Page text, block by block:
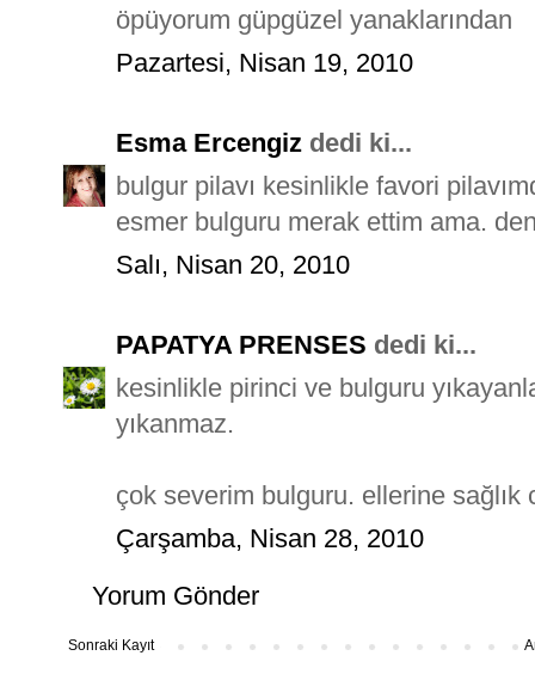
öpüyorum güpgüzel yanaklarından
Pazartesi, Nisan 19, 2010
Esma Ercengiz dedi ki...
bulgur pilavı kesinlikle favori
esmer bulguru merak ettim ama.
Salı, Nisan 20, 2010
PAPATYA PRENSES dedi ki...
kesinlikle pirinci ve bulguru
yıkanmaz.
çok severim bulguru. ellerine sağlık
Çarşamba, Nisan 28, 2010
Yorum Gönder
Sonraki Kayıt